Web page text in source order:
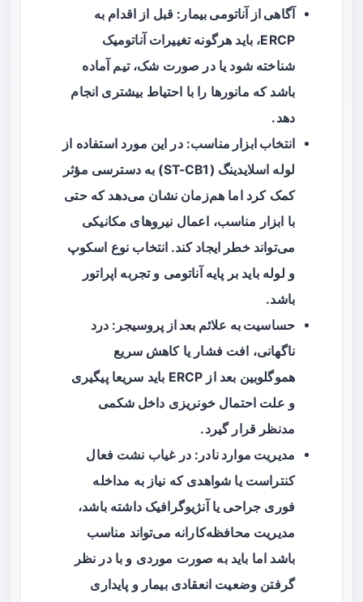
آگاهی از آناتومی بیمار : قبل از اقدام به
ERCP، باید هرگونه تغییرات آناتومیک
شناخته شود یا در صورت شک، تیم آماده
باشد که مانورها را با احتیاط بیشتری انجام
دهد.
انتخاب ابزار مناسب: در این مورد استفاده از
لوله اسلایدینگ (ST-CB1) به دسترسی مؤثر
کمک کرد اما هم‌زمان نشان می‌دهد که حتی
با ابزار مناسب، اعمال نیروهای مکانیکی
می‌تواند خطر ایجاد کند. انتخاب نوع اسکوپ
و لوله باید بر پایه آناتومی و تجربه اپراتور
باشد.
حساسیت به علائم بعد از پروسیجر : درد
ناگهانی، افت فشار یا کاهش سریع
هموگلوبین بعد از ERCP باید سریعا پیگیری
و علت احتمال خونریزی داخل شکمی
مدنظر قرار گیرد.
مدیریت موارد نادر : در غیاب نشت فعال
کنتراست یا شواهدی که نیاز به مداخله
فوری جراحی یا آنژیوگرافیک داشته باشد،
مدیریت محافظه‌کارانه می‌تواند مناسب
باشد اما باید به صورت موردی و با در نظر
گرفتن وضعیت انعقادی بیمار و پایداری